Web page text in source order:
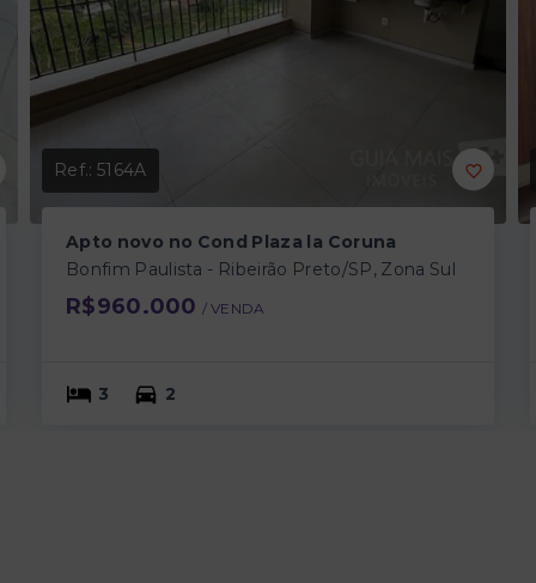
Ref.:5164A
Apto novo no Cond Plaza la Coruna
Bonfim Paulista - Ribeirão Preto/SP, Zona Sul
R$960.000 / VENDA
3 2